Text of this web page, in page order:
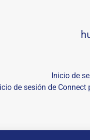
Inicio de
de sesión de